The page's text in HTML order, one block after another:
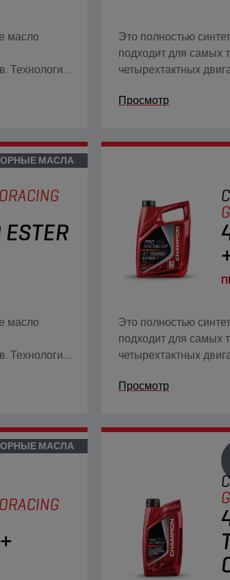
масло
Технология
масел на
Это полностью
подходит для самых
четырехтактных
традиционных
Просмотр
МАСЛА
масло
Технология
масел на
Это полностью
подходит для самых
четырехтактных
традиционных
Просмотр
МАСЛА